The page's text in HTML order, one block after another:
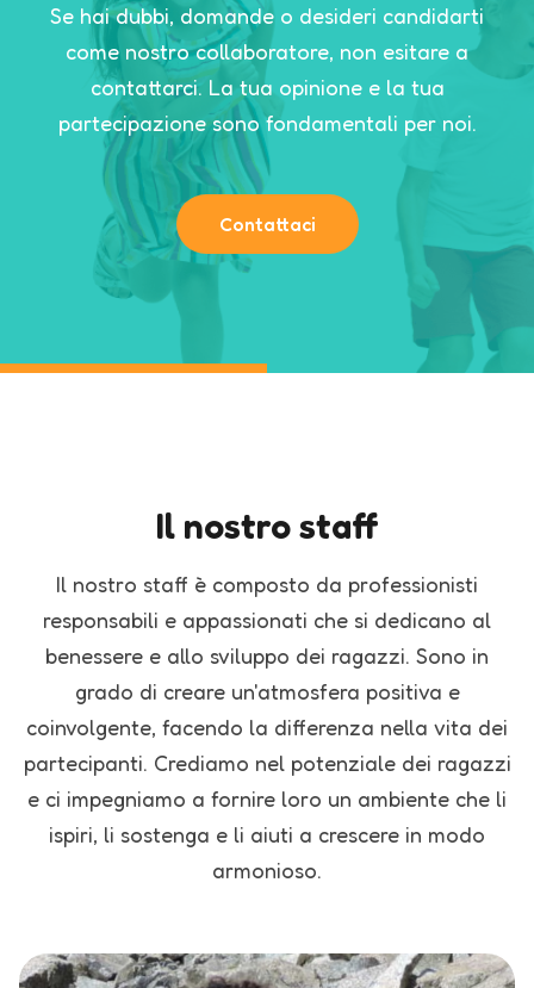
Se hai dubbi, domande o desideri candidarti
come nostro collaboratore, non esitare a
contattarci. La tua opinione e la tua
partecipazione sono fondamentali per noi.
Contattaci
Il nostro staff
Il nostro staff è composto da professionisti
responsabili e appassionati che si dedicano al
benessere e allo sviluppo dei ragazzi. Sono in
grado di creare un'atmosfera positiva e
coinvolgente, facendo la differenza nella vita dei
partecipanti. Crediamo nel potenziale dei ragazzi
e ci impegniamo a fornire loro un ambiente che li
ispiri, li sostenga e li aiuti a crescere in modo
armonioso.